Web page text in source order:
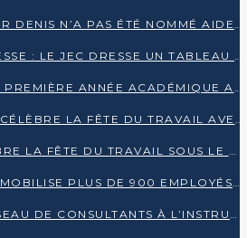
FAUX, OMAR JUNIOR DENIS N’A PAS ÉTÉ NOMMÉ AIDE DE CAMP ADJOINT DE DENIS SASSOU NGUESSO
LIBERTÉ DE LA PRESSE : LE JEC DRESSE UN TABLEAU PRÉOCCUPANT AU CONGO
L’ENFICE LANCE SA PREMIÈRE ANNÉE ACADÉMIQUE AVEC 100 FUTURS ENSEIGNANTS
CONGO TERMINAL CÉLÈBRE LA FÊTE DU TRAVAIL AVEC SES COLLABORATEURS À POINTE-NOIRE
AGL CONGO CÉLÈBRE LA FÊTE DU TRAVAIL SOUS LE SIGNE DE LA COHÉSION
CONGO TERMINAL MOBILISE PLUS DE 900 EMPLOYÉS AUTOUR DE LA SÉCURITÉ AU TRAVAIL
RCM 2030 : DU RÉSEAU DE CONSULTANTS À L’INSTRUMENT DE PUISSANCE EN AFRIQUE FRANCOPHONE